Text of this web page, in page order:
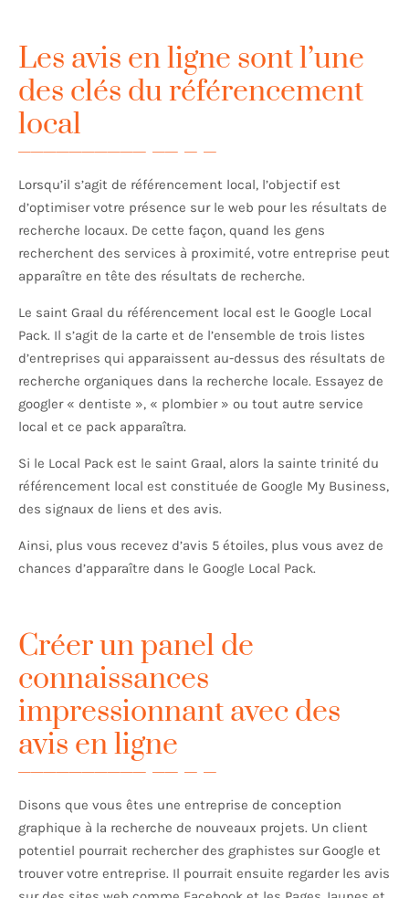
Les avis en ligne sont l’une
des clés du référencement
local
Lorsqu’il s’agit de référencement local, l’objectif est
d’optimiser votre présence sur le web pour les résultats de
recherche locaux. De cette façon, quand les gens
recherchent des services à proximité, votre entreprise peut
apparaître en tête des résultats de recherche.
Le saint Graal du référencement local est le Google Local
Pack. Il s’agit de la carte et de l’ensemble de trois listes
d’entreprises qui apparaissent au-dessus des résultats de
recherche organiques dans la recherche locale. Essayez de
googler « dentiste », « plombier » ou tout autre service
local et ce pack apparaîtra.
Si le Local Pack est le saint Graal, alors la sainte trinité du
référencement local est constituée de Google My Business,
des signaux de liens et des avis.
Ainsi, plus vous recevez d’avis 5 étoiles, plus vous avez de
chances d’apparaître dans le Google Local Pack.
Créer un panel de
connaissances
impressionnant avec des
avis en ligne
Disons que vous êtes une entreprise de conception
graphique à la recherche de nouveaux projets. Un client
potentiel pourrait rechercher des graphistes sur Google et
trouver votre entreprise. Il pourrait ensuite regarder les avis